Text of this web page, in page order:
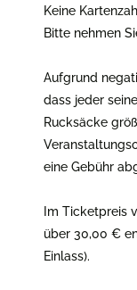
Keine
Bitte nehmen
Aufgrund
dass jeder
Rucksäcke
eine Gebühr
Im Ticketpreis
über 30,00 €
Einlass).